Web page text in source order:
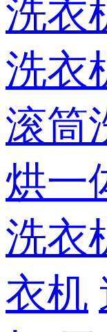
洗衣
洗衣
滚筒
烘一
洗衣
衣机